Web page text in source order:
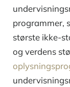
programmer,
største ikke-
og verdens